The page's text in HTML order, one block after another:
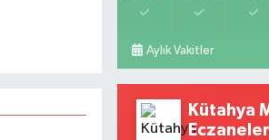
Aylık Vakitler
Kütahya
Eczaneler